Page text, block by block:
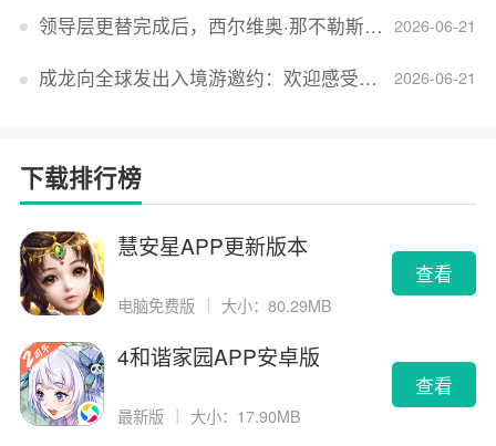
2026-06-21
领导层更替完成后，西尔维奥·那不勒斯出任Lucid首席执行官
2026-06-21
成龙向全球发出入境游邀约：欢迎感受无滤镜的真实中国
下载排行榜
慧安星APP更新版本
电脑免费版 ｜ 大小：80.29MB
查看
4和谐家园APP安卓版
最新版 大小：17.90MB
查看